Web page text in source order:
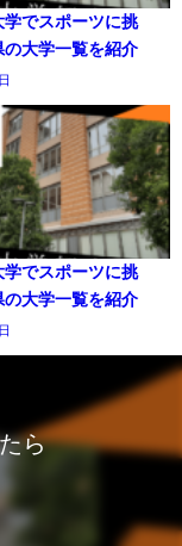
学でスポーツに挑
の大学一覧を紹介
学でスポーツに挑
の大学一覧を紹介
ら